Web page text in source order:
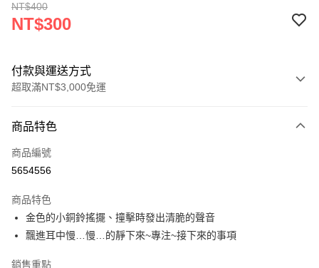
NT$400
NT$300
付款與運送方式
超取滿NT$3,000免運
信用卡一次付款
超商取貨付款
Apple Pay
街口支付
商品特色
商品編號
5654556
商品特色
金色的小銅鈴搖擺、撞擊時發出清脆的聲音
飄進耳中慢…慢…的靜下來~專注~接下來的事項
銷售重點